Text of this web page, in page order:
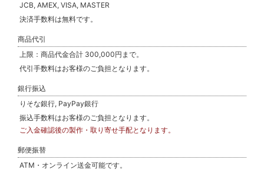
JCB, AMEX, VISA, MASTER
決済手数料は無料です。
商品代引
上限：商品代金合計 300,000円まで。
代引手数料はお客様のご負担となります。
銀行振込
りそな銀行, PayPay銀行
振込手数料はお客様のご負担となります。
ご入金確認後の製作・取り寄せ手配となります。
郵便振替
ATM・オンライン送金可能です。